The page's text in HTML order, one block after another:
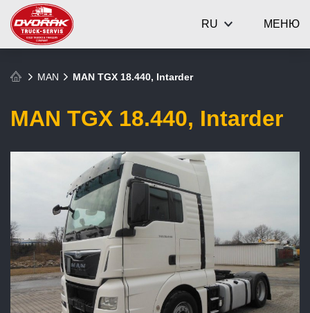
МЕНЮ
RU
MAN MAN TGX 18.440, Intarder
MAN TGX 18.440, Intarder